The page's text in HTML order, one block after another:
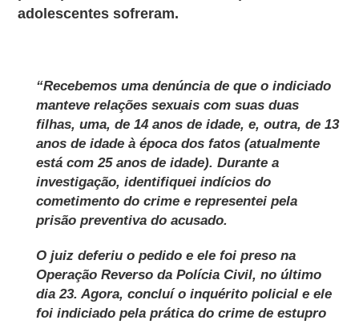
adolescentes sofreram.
“Recebemos uma denúncia de que o indiciado
manteve relações sexuais com suas duas
filhas, uma, de 14 anos de idade, e, outra, de 13
anos de idade à época dos fatos (atualmente
está com 25 anos de idade). Durante a
investigação, identifiquei indícios do
cometimento do crime e representei pela
prisão preventiva do acusado.
O juiz deferiu o pedido e ele foi preso na
Operação Reverso da Polícia Civil, no último
dia 23. Agora, concluí o inquérito policial e ele
foi indiciado pela prática do crime de estupro